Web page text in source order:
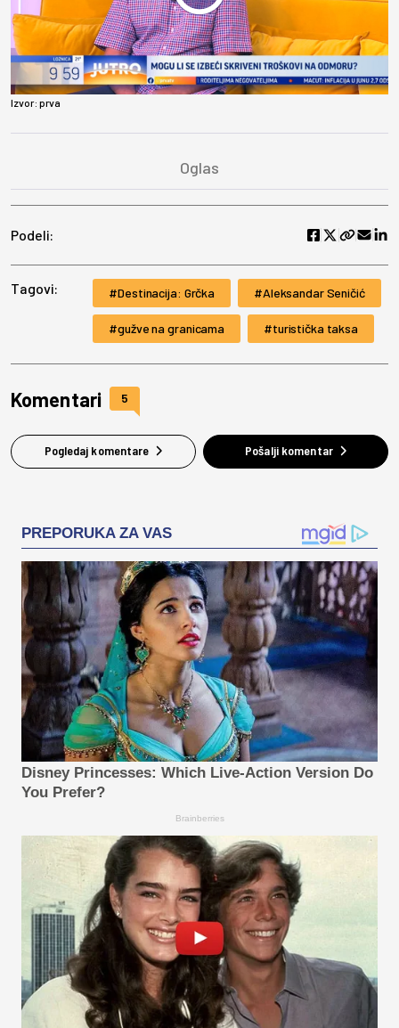
Play
Izvor: prva
Podeli:
Tagovi: Destinacija: Grčka Aleksandar Seničić
gužve na granicama turistička taksa
Komentari 5
Pogledaj komentare Pošalji komentar
PREPORUKA ZA VAS
Disney Princesses: Which Live-Action Version Do
You Prefer?
Brainberries